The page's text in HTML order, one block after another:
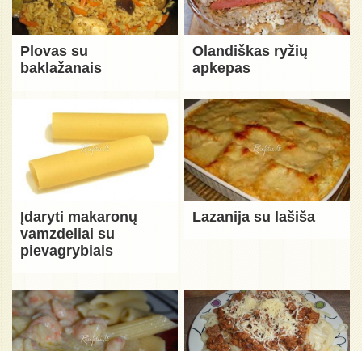
Plovas su
baklažanais
Olandiškas ryžių
apkepas
Įdaryti makaronų
vamzdeliai su
pievagrybiais
Lazanija su lašiša